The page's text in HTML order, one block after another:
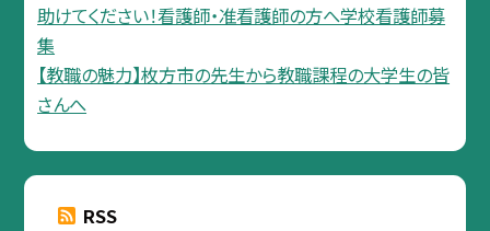
助けてください！看護師・准看護師の方へ学校看護師募
集
【教職の魅力】枚方市の先生から教職課程の大学生の皆
さんへ
RSS